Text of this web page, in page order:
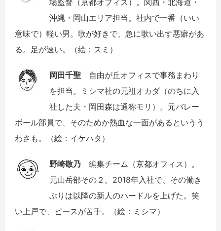
沖縄・岡山エリア担当。社内で一番（いい
意味で）軽い男。歌が好きで、急に歌い出す悪癖があ
る。足が速い。（絵：スミ）
岡田千聖 自由が丘オフィスで事務まわり
を担当。ミシマ社の元祖オカダ（のちに入
社した夫・岡田森は通称モリ）。元バレー
ボール部員で、そのためか熱血な一面があるというう
わさも。（絵：イケハタ）
野崎敬乃 編集チーム（京都オフィス）。
元山岳部その２。2018年入社で、その働き
ぶりは以降の新人のハードルを上げた。笑
い上戸で、ピースが苦手。（絵：ミシマ）